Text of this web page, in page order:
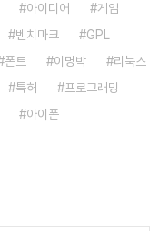
아이디어
게임
벤치마크
GPL
폰트 이명박
리눅스
특허
프로그래밍
아이폰